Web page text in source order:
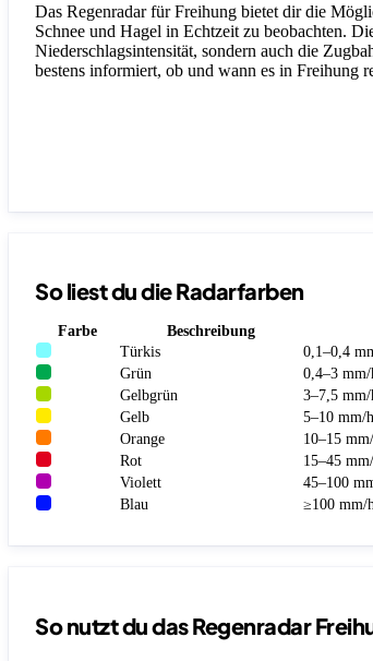
Das Regenradar für Freihung bietet dir die
Schnee und Hagel in Echtzeit zu beobachten.
Niederschlagsintensität, sondern auch die
bestens informiert, ob und wann es in Freihung
So liest du die Radarfarben
Farbe Beschreibung
Türkis
0,1–0,4
Grün
0,4–3
Gelbgrün
3–7,5
Gelb
5–10 mm/
Orange
10–15
Rot
15–45
Violett
45–100
Blau
≥100 mm/
So nutzt du das Regenradar